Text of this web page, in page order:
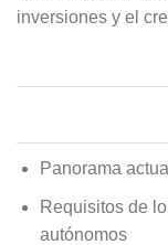
inversiones y el
Panorama
Requisitos de
autónomos